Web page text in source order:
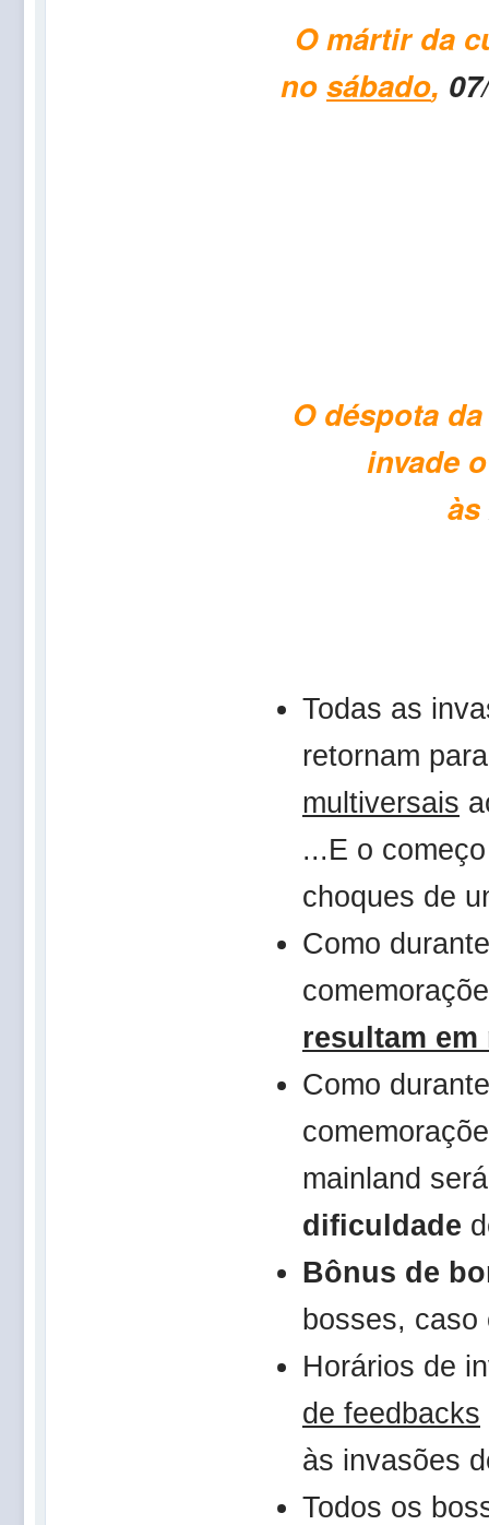
O mártir da
no sábado,
O déspota
invade
às
Todas as
retornam
multiversais
...E o
choques de
Como
resultam
Como
mainland
dificuldade
Bônus de
bosses, caso
Horários de
de feedbacks
às invasões
Todos os